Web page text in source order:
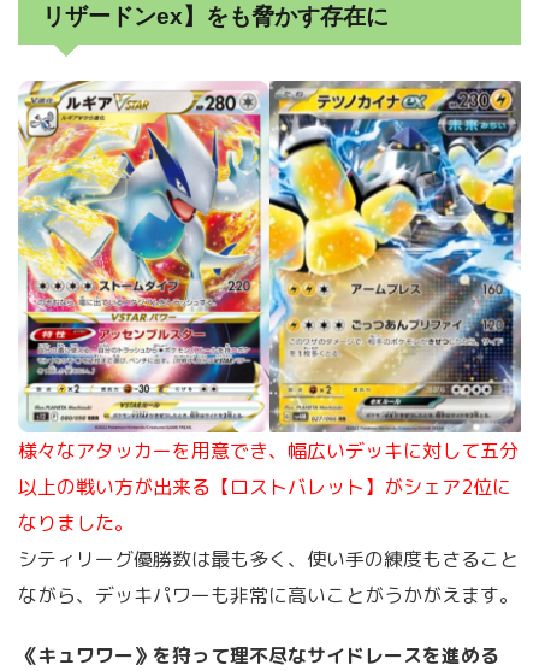
リザードンex】をも脅かす存在に
様々なアタッカーを用意でき、幅広いデッキに対して五分
以上の戦い方が出来る【ロストバレット】がシェア2位に
なりました。
シティリーグ優勝数は最も多く、使い手の練度もさること
ながら、デッキパワーも非常に高いことがうかがえます。
《キュワワー》を狩って理不尽なサイドレースを進める